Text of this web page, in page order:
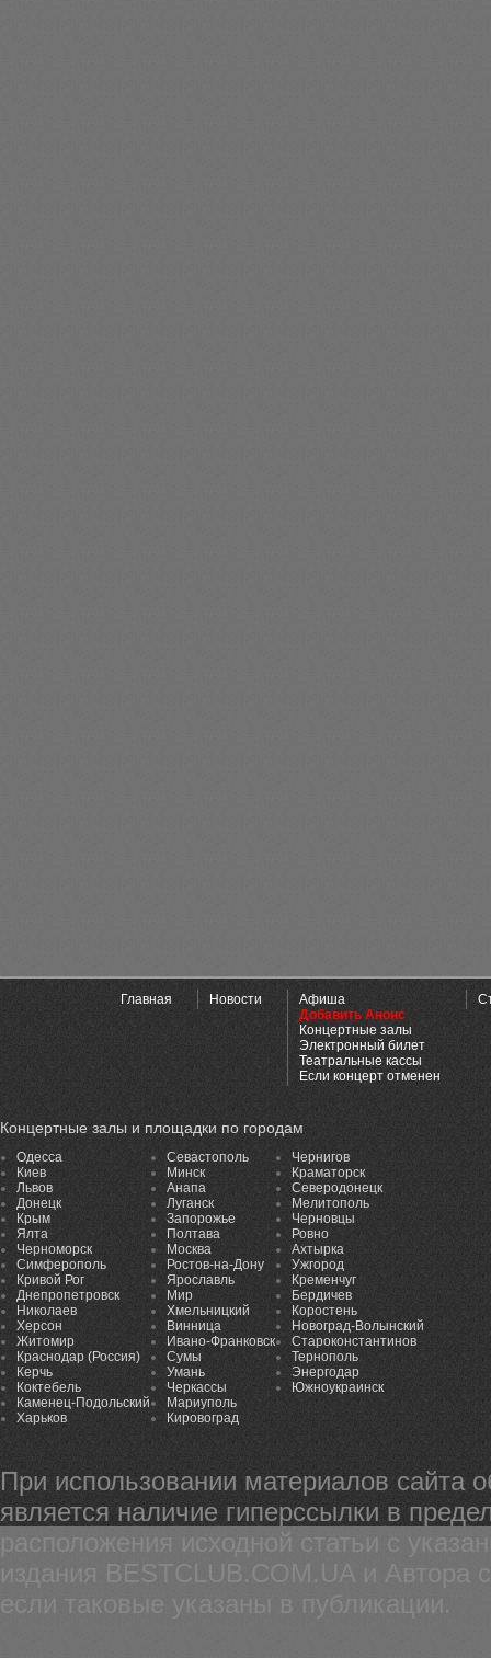
Главная Новости
Афиша
Добавить Анонс
Концертные залы
Электронный билет
Театральные кассы
Если концерт отменен
Концертные залы и площадки по городам
Одесса
Киев
Львов
Донецк
Крым
Ялта
Черноморск
Симферополь
Кривой Рог
Днепропетровск
Николаев
Херсон
Житомир
Краснодар (Россия)
Керчь
Коктебель
Каменец-Подольский
Харьков
Севастополь
Минск
Анапа
Луганск
Запорожье
Полтава
Москва
Ростов-на-Дону
Ярославль
Мир
Хмельницкий
Винница
Ивано-Франковск
Сумы
Умань
Черкассы
Мариуполь
Кировоград
Чернигов
Краматорск
Северодонецк
Мелитополь
Черновцы
Ровно
Ахтырка
Ужгород
Кременчуг
Бердичев
Коростень
Новоград-Волынский
Староконстантинов
Тернополь
Энергодар
Южноукраинск
При использовании материалов сайта
является наличие гиперссылки в
расположения исходной статьи с
издания BESTCLUB.COM.UA и Автора
если таковые указаны в публикации.